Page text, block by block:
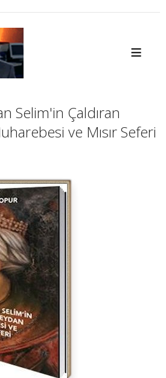
≡
Selim'in Çaldıran
ve Mısır Seferi